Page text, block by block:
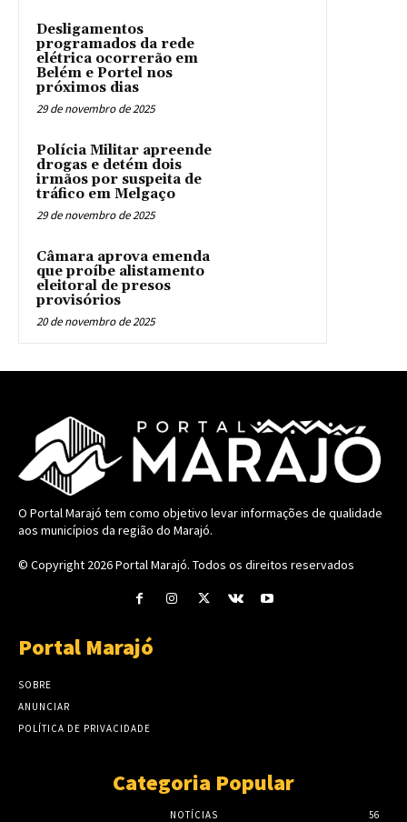
Desligamentos
programados da rede
elétrica ocorrerão em
Belém e Portel nos
próximos dias
29 de novembro de 2025
Polícia Militar apreende
drogas e detém dois
irmãos por suspeita de
tráfico em Melgaço
29 de novembro de 2025
Câmara aprova emenda
que proíbe alistamento
eleitoral de presos
provisórios
20 de novembro de 2025
O Portal Marajó tem como objetivo levar informações de qualidade
aos municípios da região do Marajó.
© Copyright 2026Portal Marajó. Todos os direitos reservados
Portal Marajó
SOBRE
ANUNCIAR
POLÍTICA DE PRIVACIDADE
Categoria Popular
NOTÍCIAS
56